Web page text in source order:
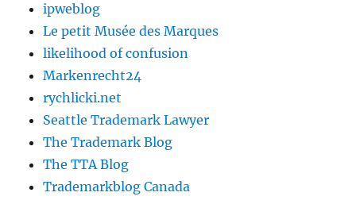
ipweblog
Le petit Musée des Marques
likelihood of confusion
Markenrecht24
rychlicki.net
Seattle Trademark Lawyer
The Trademark Blog
The TTA Blog
Trademarkblog Canada